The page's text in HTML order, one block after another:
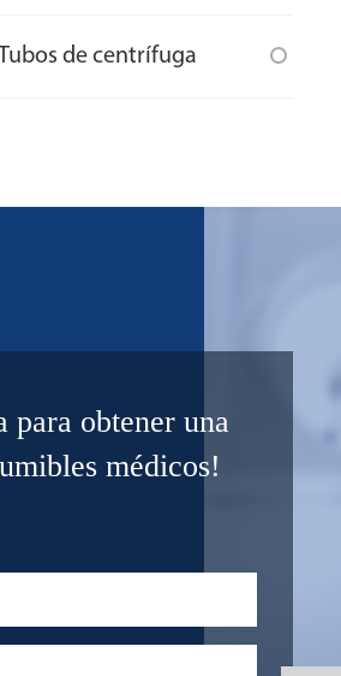
Tubos de centrífuga
para obtener una
médicos!